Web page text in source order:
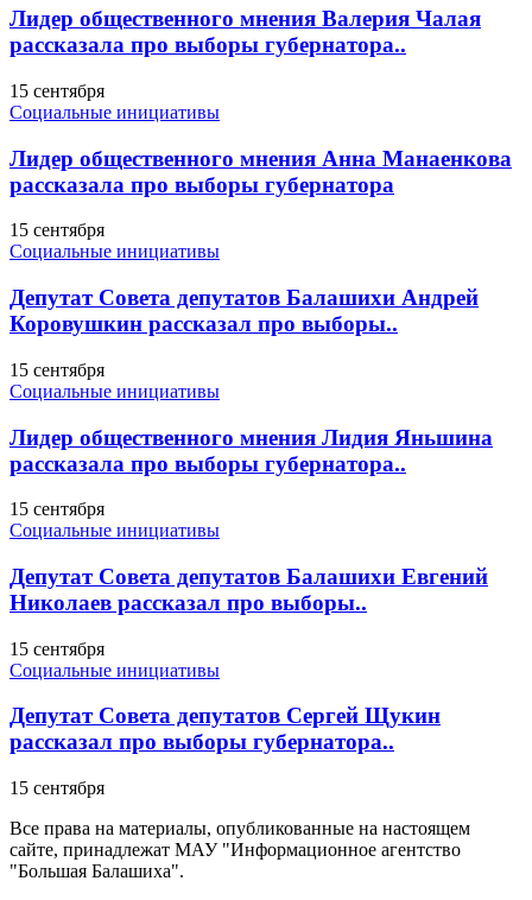
Лидер общественного мнения Валерия Чалая
рассказала про выборы губернатора..
15 сентября
Социальные инициативы
Лидер общественного мнения Анна Манаенкова
рассказала про выборы губернатора
15 сентября
Социальные инициативы
Депутат Совета депутатов Балашихи Андрей
Коровушкин рассказал про выборы..
15 сентября
Социальные инициативы
Лидер общественного мнения Лидия Яньшина
рассказала про выборы губернатора..
15 сентября
Социальные инициативы
Депутат Совета депутатов Балашихи Евгений
Николаев рассказал про выборы..
15 сентября
Социальные инициативы
Депутат Совета депутатов Сергей Щукин
рассказал про выборы губернатора..
15 сентября
Все права на материалы, опубликованные на настоящем
сайте, принадлежат МАУ "Информационное агентство
"Большая Балашиха".